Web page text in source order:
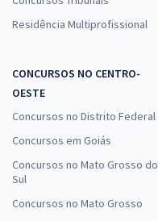
Residência Multiprofissional
CONCURSOS NO CENTRO-
OESTE
Concursos no Distrito Federal
Concursos em Goiás
Concursos no Mato Grosso do
Sul
Concursos no Mato Grosso